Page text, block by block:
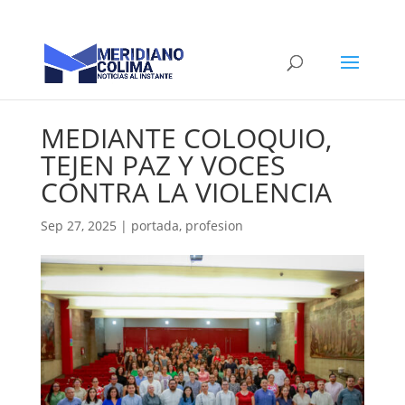
MEDIANTE COLOQUIO,
TEJEN PAZ Y VOCES
CONTRA LA VIOLENCIA
Sep 27, 2025 | portada, profesion